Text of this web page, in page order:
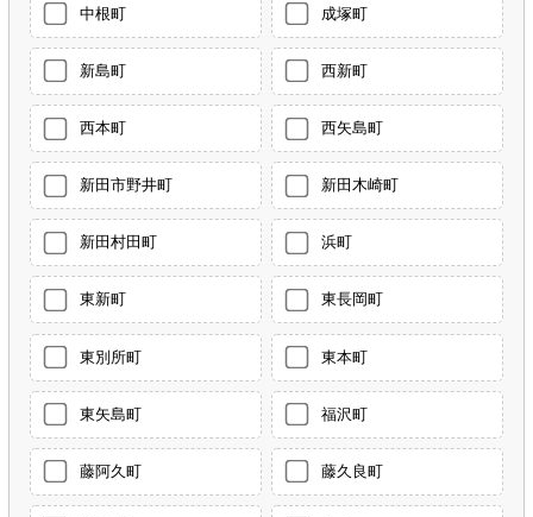
中根町 成塚町
新島町 西新町
西本町 西矢島町
新田市野井町 新田木崎町
新田村田町 浜町
東新町 東長岡町
東別所町 東本町
東矢島町 福沢町
藤阿久町 藤久良町